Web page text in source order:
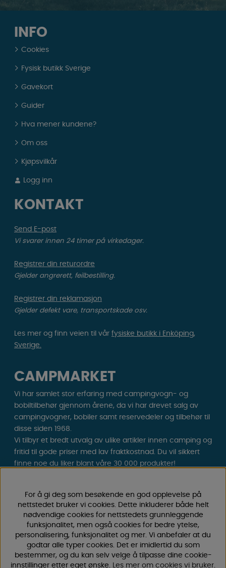
INFO
Cookies
Fysisk butikk Sverige
Gavekort
Guider
Hva mener kundene?
Om oss
Kjøpsvilkår
Logg inn
KONTAKT
Send E-post
Vi svarer innen 24 timer på virkedager.
Registrer din returordre
Gjelder angrerett, feilbestilling.
Registrer din reklamasjon
Gjelder defekt vare, transportskade osv.
Les mer og finn veien til vår fysiske butikk i Enköping,
Sverige.
CAMPMARKET
Vi har samlet stor erfaring med campingvogn- og
bobiltilbehør gjennom årene, da vi har drevet salg av
campingvogner, bobiler samt reservedeler og tilbehør til
disse siden 1968.
Vi tilbyr et bredt utvalg av ulike artikler innen camping og
fritid til gode priser med lav fraktkostnad. Du vil sikkert
finne noe du liker blant våre 30 000 produkter!
nyheter og eksklusive tilbud. Campinglivet starter hos
For å gi deg som besøkende en god opplevelse på
nettstedet bruker vi cookies. Dette inkluderer både helt
nødvendige cookies for nettstedets grunnleggende
funksjonalitet, men også cookies for bedre ytelse,
personalisering, funksjonalitet og mer. Vi anbefaler at du
godtar alle typer cookies. Det er imidlertid du som
bestemmer, og du kan selv velge å tilpasse dine cookie-
innstillinger etter eget ønske. Les mer om cookies vi bruker.